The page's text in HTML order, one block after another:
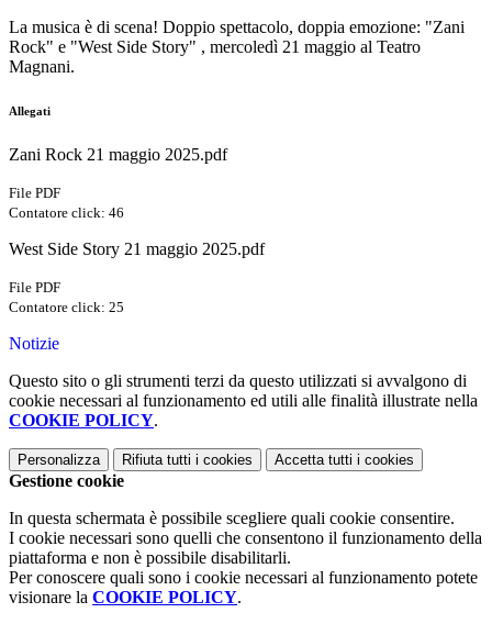
La musica è di scena! Doppio spettacolo, doppia emozione: "Zani
Rock" e "West Side Story" , mercoledì 21 maggio al Teatro
Magnani.
Allegati
Zani Rock 21 maggio 2025.pdf
File PDF
Contatore click: 46
West Side Story 21 maggio 2025.pdf
File PDF
Contatore click: 25
Notizie
Questo sito o gli strumenti terzi da questo utilizzati si avvalgono di
cookie necessari al funzionamento ed utili alle finalità illustrate nella
COOKIE POLICY.
Personalizza Rifiuta tutti i cookies Accetta tutti i cookies
Gestione cookie
In questa schermata è possibile scegliere quali cookie consentire.
I cookie necessari sono quelli che consentono il funzionamento della
piattaforma e non è possibile disabilitarli.
Per conoscere quali sono i cookie necessari al funzionamento potete
visionare la COOKIE POLICY.